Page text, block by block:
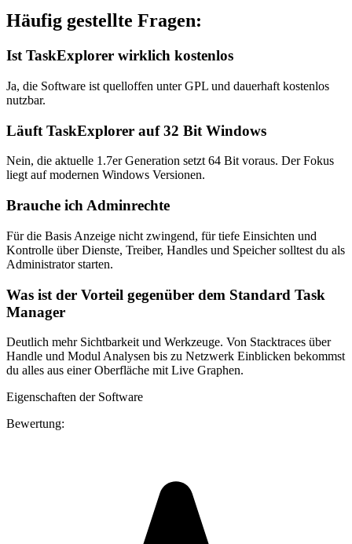
Häufig gestellte Fragen:
Ist TaskExplorer wirklich kostenlos
Ja, die Software ist quelloffen unter GPL und dauerhaft kostenlos
nutzbar.
Läuft TaskExplorer auf 32 Bit Windows
Nein, die aktuelle 1.7er Generation setzt 64 Bit voraus. Der Fokus
liegt auf modernen Windows Versionen.
Brauche ich Adminrechte
Für die Basis Anzeige nicht zwingend, für tiefe Einsichten und
Kontrolle über Dienste, Treiber, Handles und Speicher solltest du als
Administrator starten.
Was ist der Vorteil gegenüber dem Standard Task
Manager
Deutlich mehr Sichtbarkeit und Werkzeuge. Von Stacktraces über
Handle und Modul Analysen bis zu Netzwerk Einblicken bekommst
du alles aus einer Oberfläche mit Live Graphen.
Eigenschaften der Software
Bewertung: